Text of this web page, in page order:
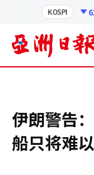
KOSPI
伊朗警告
船只将难